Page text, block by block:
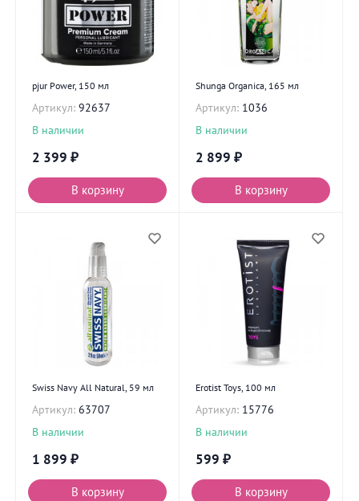
pjur Power, 150 мл
Артикул: 92637
В наличии
2 399 ₽
В корзину
Shunga Organica, 165 мл
Артикул: 1036
В наличии
2 899 ₽
В корзину
Swiss Navy All Natural, 59 мл
Артикул: 63707
В наличии
1 899 ₽
В корзину
Erotist Toys, 100 мл
Артикул: 15776
В наличии
599 ₽
В корзину